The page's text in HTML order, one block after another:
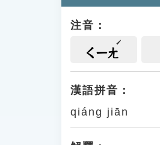
注音：
ㄑㄧㄤ
漢語拼音：
qiáng jiān